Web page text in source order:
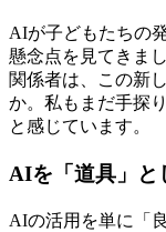
AIが子どもたちの
懸念点を見てきま
関係者は、この新
か。私もまだ手探
と感じています。
AIを「道具」と
AIの活用を単に「